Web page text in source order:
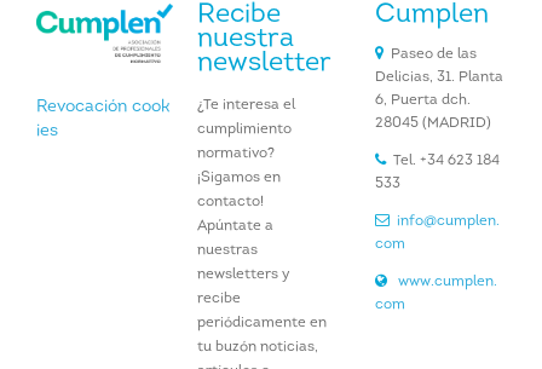
Revocación cook
ies
Recibe
nuestra
newsletter
¿Te interesa el
cumplimiento
normativo?
¡Sigamos en
contacto!
Apúntate a
nuestras
newsletters y
recibe
periódicamente en
tu buzón noticias,
Cumplen
Paseo de las
Delicias, 31. Planta
6, Puerta dch.
28045 (MADRID)
Tel. +34 623 184
533
info@cumplen.
com
www.cumplen.
com